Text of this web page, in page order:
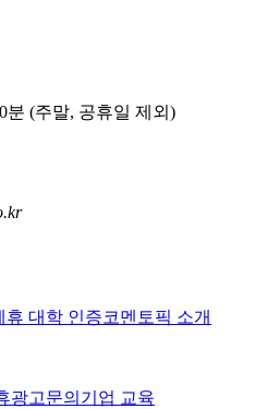
분 (주말, 공휴일 제외)
휴 대학 인증코멘토픽 소개
광고문의 기업 교육